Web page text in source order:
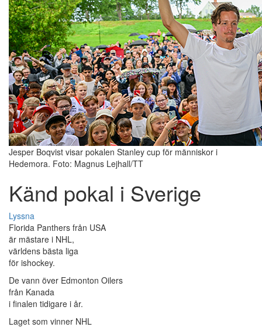
Jesper Boqvist visar pokalen Stanley cup för människor i
Hedemora. Foto: Magnus Lejhall/TT
Känd pokal i Sverige
Lyssna
Florida Panthers från USA
är mästare i NHL,
världens bästa liga
för ishockey.
De vann över Edmonton Oilers
från Kanada
i finalen tidigare i år.
Laget som vinner NHL